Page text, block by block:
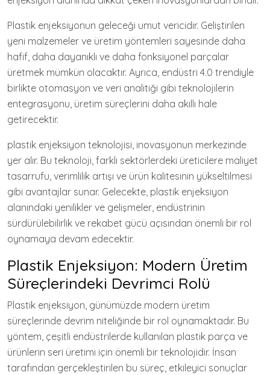
Plastik enjeksiyonun geleceği umut vericidir. Geliştirilen
yeni malzemeler ve üretim yöntemleri sayesinde daha
hafif, daha dayanıklı ve daha fonksiyonel parçalar
üretmek mümkün olacaktır. Ayrıca, endüstri 4.0 trendiyle
birlikte otomasyon ve veri analitiği gibi teknolojilerin
entegrasyonu, üretim süreçlerini daha akıllı hale
getirecektir.
plastik enjeksiyon teknolojisi, inovasyonun merkezinde
yer alır. Bu teknoloji, farklı sektörlerdeki üreticilere maliyet
tasarrufu, verimlilik artışı ve ürün kalitesinin yükseltilmesi
gibi avantajlar sunar. Gelecekte, plastik enjeksiyon
alanındaki yenilikler ve gelişmeler, endüstrinin
sürdürülebilirlik ve rekabet gücü açısından önemli bir rol
oynamaya devam edecektir.
Plastik Enjeksiyon: Modern Üretim
Süreçlerindeki Devrimci Rolü
Plastik enjeksiyon, günümüzde modern üretim
süreçlerinde devrim niteliğinde bir rol oynamaktadır. Bu
yöntem, çeşitli endüstrilerde kullanılan plastik parça ve
ürünlerin seri üretimi için önemli bir teknolojidir. İnsan
tarafından gerçekleştirilen bu süreç, etkileyici sonuçlar